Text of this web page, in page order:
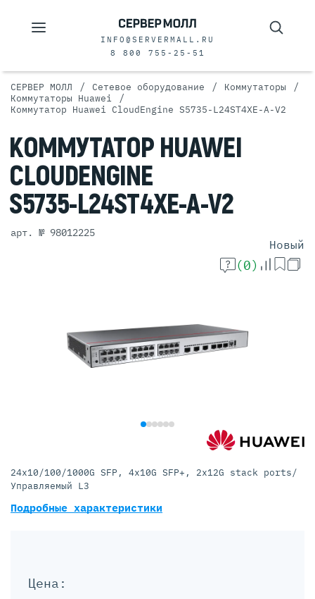
INFO@SERVERMALL.RU
8 800 755-25-51
СЕРВЕР МОЛЛ / Сетевое оборудование / Коммутаторы /
Коммутаторы Huawei /
Коммутатор Huawei CloudEngine S5735-L24ST4XE-A-V2
КОММУТАТОР HUAWEI
CLOUDENGINE
S5735-L24ST4XE-A-V2
арт. № 98012225
Новый
(0)
Цена:
24x10/100/1000G SFP, 4x10G SFP+, 2x12G stack ports/
Управляемый L3
Подробные характеристики